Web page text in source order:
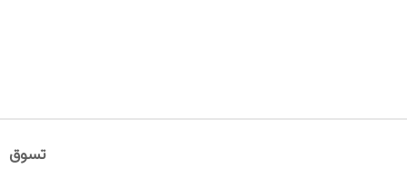
تسوق